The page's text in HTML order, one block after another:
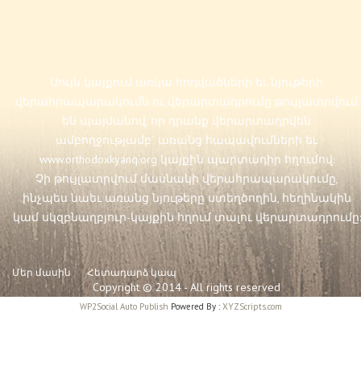
Սույն կայքում առկա հոդվածների եւ նյութերի
վերահրապարակումն ու վերարտադրումը թույլատրվում
են պայմանով, որ դրանք վերարտադրվեն
ամբողջությամբ` առանց հապավումների եւ
www.orthodoxkyanq.org կայքին պարտադիր հղումով:
Չի թույլատրվում մասնակի վերահրապարակումը,
ինչպես նաեւ առանց նյութերը ստեղծողին, հեղինակին
կամ սկզբնաղբյուր-կայքին հղում տալու վերարտադրումը:
Մեր մասին Հետադարձ կապ
Copyright © 2014 - All rights reserved
WP2Social Auto Publish Powered By :XYZScripts.com